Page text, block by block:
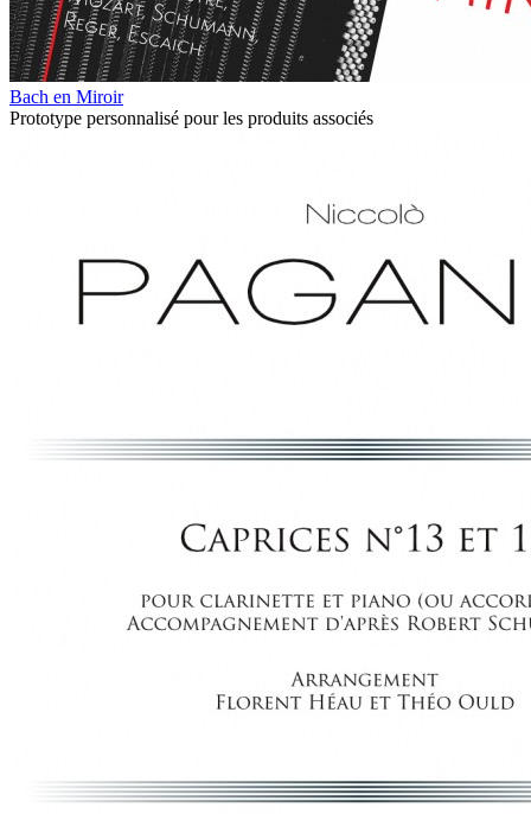
Bach en Miroir
Prototype personnalisé pour les produits associés